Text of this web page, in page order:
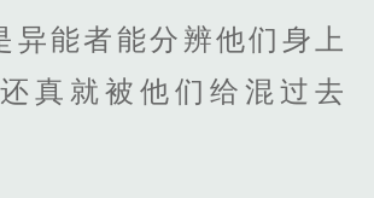
异能者能分辨他们身上
真就被他们给混过去